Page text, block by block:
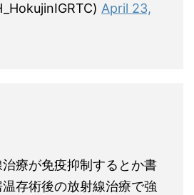
April 23,
療が免疫抑制するとか書
存術後の放射線治療で強